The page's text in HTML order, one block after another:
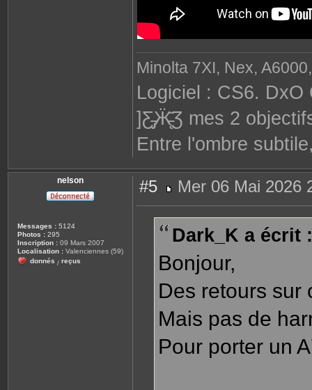
Minolta 7XI, Nex,
Logiciel : CS6. DxO
]Ƹ̵̡Ӝ̵̨̄Ʒ mes 2
Entre l'ombre
nelson
Messages : 5124
Photos : 295
Inscription : 09 Mars 2007
Localisation : Valenciennes (59)
donnés / reçus
#5
e
a
Mer 06 Mai 2026
Dark_K a écrit :
Bonjour,
Des retours sur
Mais pas de
Pour porter un